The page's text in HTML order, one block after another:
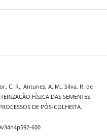
C. R., Antunes, A. M., Silva, R. de
FÍSICA DAS SEMENTES
DE PÓS-COLHEITA.
600